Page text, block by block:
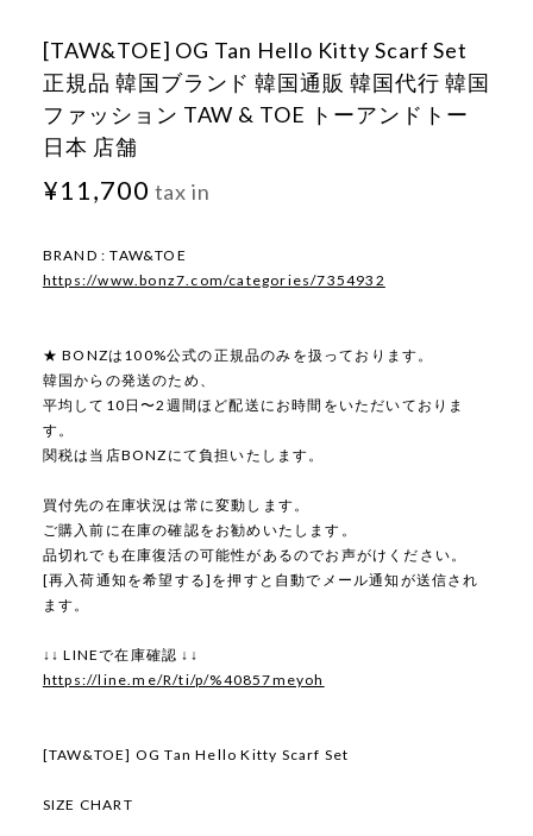
[TAW&TOE] OG Tan Hello Kitty Scarf Set
正規品 韓国ブランド 韓国通販 韓国代行 韓国
ファッション TAW & TOE トーアンドトー
日本 店舗
¥11,700 tax in
BRAND : TAW&TOE
https://www.bonz7.com/categories/7354932
★ BONZは100%公式の正規品のみを扱っております。
韓国からの発送のため、
平均して10日〜2週間ほど配送にお時間をいただいておりま
す。
関税は当店BONZにて負担いたします。
買付先の在庫状況は常に変動します。
ご購入前に在庫の確認をお勧めいたします。
品切れでも在庫復活の可能性があるのでお声がけください。
[再入荷通知を希望する]を押すと自動でメール通知が送信され
ます。
↓↓ LINEで在庫確認 ↓↓
https://line.me/R/ti/p/%40857meyoh
[TAW&TOE] OG Tan Hello Kitty Scarf Set
SIZE CHART